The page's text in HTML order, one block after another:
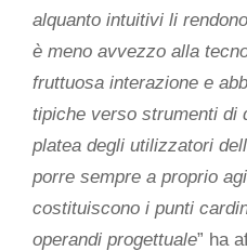
alquanto intuitivi li
è meno avvezzo alla
fruttuosa interazione e
tipiche verso strumenti di
platea degli utilizzatori
porre sempre a proprio
costituiscono i punti
operandi progettuale” ha